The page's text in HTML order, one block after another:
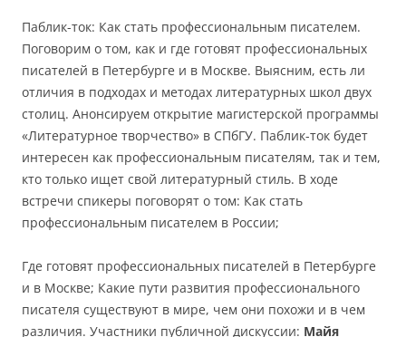
Паблик-ток: Как стать профессиональным писателем.
Поговорим о том, как и где готовят профессиональных
писателей в Петербурге и в Москве. Выясним, есть ли
отличия в подходах и методах литературных школ двух
столиц. Анонсируем открытие магистерской программы
«Литературное творчество» в СПбГУ. Паблик-ток будет
интересен как профессиональным писателям, так и тем,
кто только ищет свой литературный стиль. В ходе
встречи спикеры поговорят о том: Как стать
профессиональным писателем в России;
Где готовят профессиональных писателей в Петербурге
и в Москве; Какие пути развития профессионального
писателя существуют в мире, чем они похожи и в чем
различия. Участники публичной дискуссии: Майя